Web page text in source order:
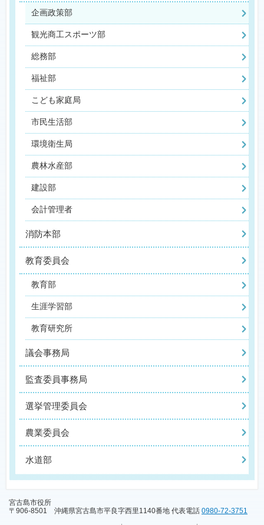
企画政策部
観光商工スポーツ部
総務部
福祉部
こども家庭局
市民生活部
環境衛生局
農林水産部
建設部
会計管理者
消防本部
教育委員会
教育部
生涯学習部
教育研究所
議会事務局
監査委員事務局
選挙管理委員会
農業委員会
水道部
宮古島市役所
〒906-8501 沖縄県宮古島市平良字西里1140番地 代表電話 0980-72-3751